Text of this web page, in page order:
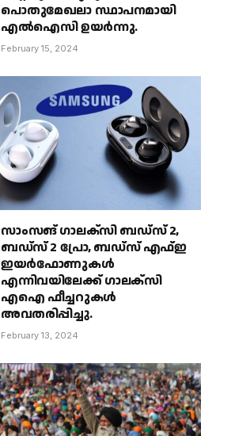
പൊതുമേഖലാ സ്ഥാപനമായി
എൽഐസി ഉയർന്നു.
February 15, 2024
സാംസങ് ഗാലക്‌സി ബഡ്‌സ് 2,
ബഡ്‌സ് 2 പ്രോ, ബഡ്‌സ് എഫ്ഇ
ഇയർഫോണുകൾ
എന്നിവയിലേക്ക് ഗാലക്‌സി
എഐ ഫീച്ചറുകൾ
അവതരിപ്പിച്ചു.
February 13, 2024